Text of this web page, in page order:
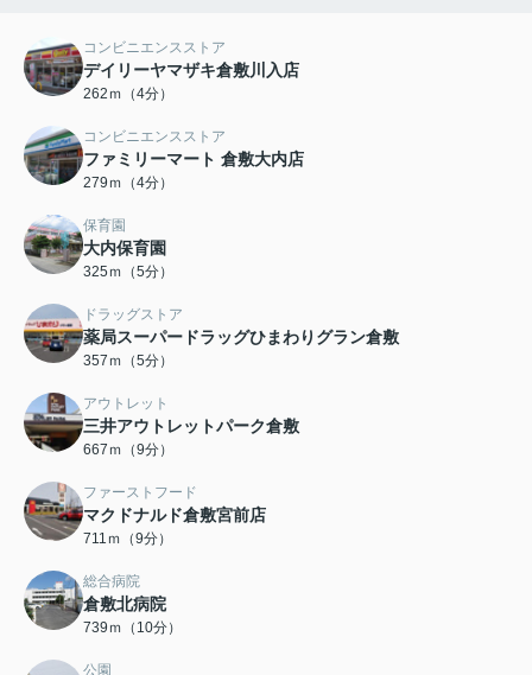
コンビニエンスストア
デイリーヤマザキ倉敷川入店
262ｍ（4分）
コンビニエンスストア
ファミリーマート 倉敷大内店
279ｍ（4分）
保育園
大内保育園
325ｍ（5分）
ドラッグストア
薬局スーパードラッグひまわりグラン倉敷
357ｍ（5分）
アウトレット
三井アウトレットパーク倉敷
667ｍ（9分）
ファーストフード
マクドナルド倉敷宮前店
711ｍ（9分）
総合病院
倉敷北病院
739ｍ（10分）
公園